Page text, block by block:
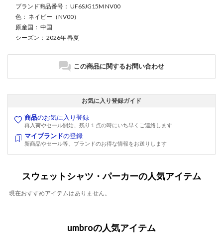
ブランド商品番号 ： UF6SJG15M NV00
色 ： ネイビー（NV00）
原産国 ： 中国
シーズン ： 2026年 春夏
この商品に関するお問い合わせ
お気に入り登録ガイド
商品のお気に入り登録
再入荷やセール開始、残り１点の時にいち早くご連絡します
マイブランドの登録
新商品やセール等、ブランドのお得な情報をお送りします
スウェットシャツ・パーカーの人気アイテム
現在おすすめアイテムはありません。
umbroの人気アイテム